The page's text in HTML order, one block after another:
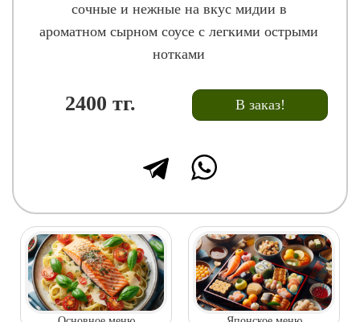
сочные и нежные на вкус мидии в
ароматном сырном соусе с легкими острыми
нотками
2400 тг. В заказ!